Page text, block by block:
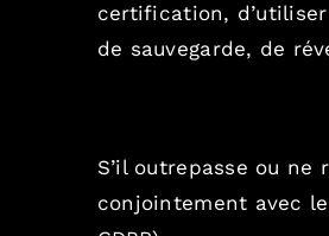
certification,
de sauvegarde, de
S’il outrepasse ou
conjointement avec